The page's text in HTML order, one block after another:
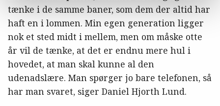
tænke i de samme baner, som dem der altid har
haft en i lommen. Min egen generation ligger
nok et sted midt i mellem, men om måske otte
år vil de tænke, at det er endnu mere hul i
hovedet, at man skal kunne al den
udenadslære. Man spørger jo bare telefonen, så
har man svaret, siger Daniel Hjorth Lund.